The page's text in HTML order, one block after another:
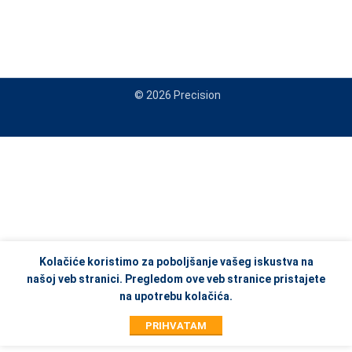
© 2026 Precision
Kolačiće koristimo za poboljšanje vašeg iskustva na
našoj veb stranici. Pregledom ove veb stranice pristajete
na upotrebu kolačića.
PRIHVATAM